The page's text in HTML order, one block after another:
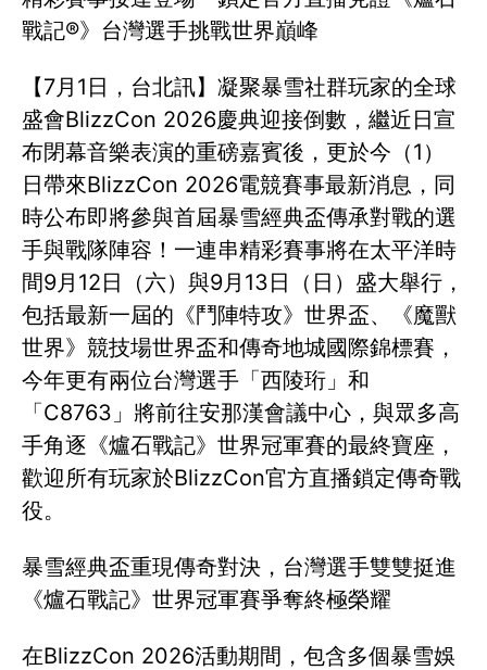
戰記®》台灣選手挑戰世界巔峰
【7月1日，台北訊】凝聚暴雪社群玩家的全球
盛會BlizzCon 2026慶典迎接倒數，繼近日宣
布閉幕音樂表演的重磅嘉賓後，更於今（1）
日帶來BlizzCon 2026電競賽事最新消息，同
時公布即將參與首屆暴雪經典盃傳承對戰的選
手與戰隊陣容！一連串精彩賽事將在太平洋時
間9月12日（六）與9月13日（日）盛大舉行，
包括最新一屆的《鬥陣特攻》世界盃、《魔獸
世界》競技場世界盃和傳奇地城國際錦標賽，
今年更有兩位台灣選手「西陵珩」和
「C8763」將前往安那漢會議中心，與眾多高
手角逐《爐石戰記》世界冠軍賽的最終寶座，
歡迎所有玩家於BlizzCon官方直播鎖定傳奇戰
役。
暴雪經典盃重現傳奇對決，台灣選手雙雙挺進
《爐石戰記》世界冠軍賽爭奪終極榮耀
在BlizzCon 2026活動期間，包含多個暴雪娛